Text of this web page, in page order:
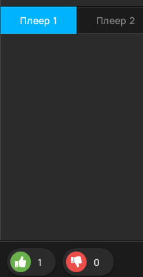
Плеер 1 Плеер 2
1 0